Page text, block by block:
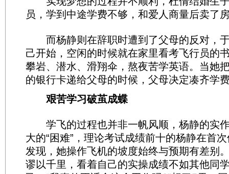
员，学到中途学费不够，和爱人商量后卖了
而杨静则在辞职时遭到了父母的反对，
己开始，空闲的时候就在家里看考飞行员的
攀岩、潜水、滑翔伞，熬夜苦学英语。当她
的银行卡递给父母的时候，父母决定凑齐学
艰苦学习破茧成蝶
学飞的过程也并非一帆风顺，杨静的实
大的“困难”，理论考试成绩前十的杨静在首
发现，她操作飞机的坡度始终与预期有差别
谬以千里，看着自己的实操成绩不如其他同